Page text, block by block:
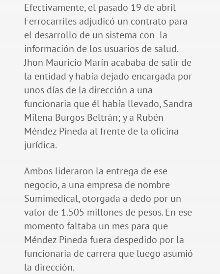
Efectivamente, el pasado 19 de abril
Ferrocarriles adjudicó un contrato para
el desarrollo de un sistema con la
información de los usuarios de salud.
Jhon Mauricio Marín acababa de salir de
la entidad y había dejado encargada por
unos días de la dirección a una
funcionaria que él había llevado, Sandra
Milena Burgos Beltrán; y a Rubén
Méndez Pineda al frente de la oficina
jurídica.
Ambos lideraron la entrega de ese
negocio, a una empresa de nombre
Sumimedical, otorgada a dedo por un
valor de 1.505 millones de pesos. En ese
momento faltaba un mes para que
Méndez Pineda fuera despedido por la
funcionaria de carrera que luego asumió
la dirección.